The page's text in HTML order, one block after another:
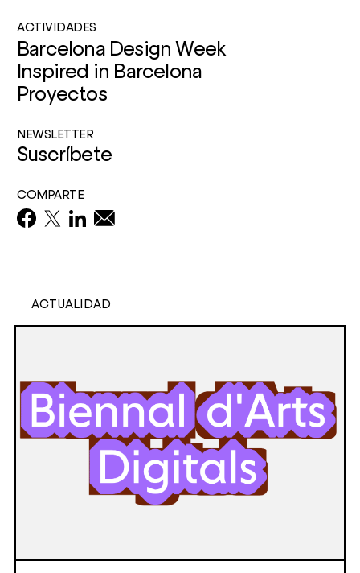
ACTIVIDADES
Barcelona Design Week
Inspired in Barcelona
Proyectos
NEWSLETTER
Suscríbete
COMPARTE
ACTUALIDAD